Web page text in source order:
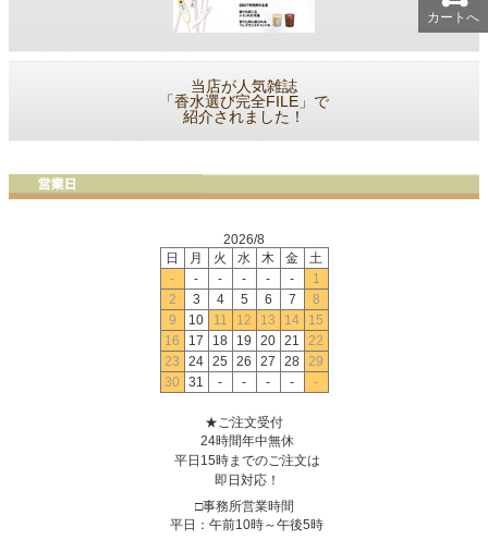
カートへ
当店が人気雑誌
「香水選び完全FILE」で
紹介されました！
2026/8
日
月 火 水 木 金
土
-
- - - - -
1
2
3 4 5 6 7
8
9
10 11 12 13 14
15
16
17 18 19 20 21
22
23
24 25 26 27 28
29
30
31 - - - - -
★ご注文受付
24時間年中無休
平日15時までのご注文は
即日対応！
□事務所営業時間
平日：午前10時～午後5時